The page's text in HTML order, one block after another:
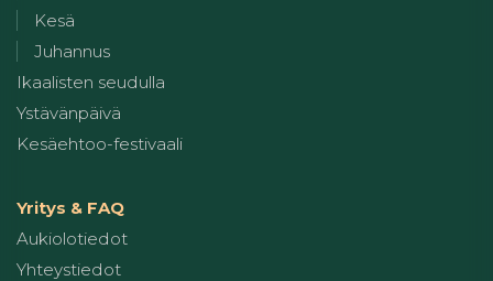
Kesä
Juhannus
Ikaalisten seudulla
Ystävänpäivä
Kesäehtoo-festivaali
Yritys & FAQ
Aukiolotiedot
Yhteystiedot